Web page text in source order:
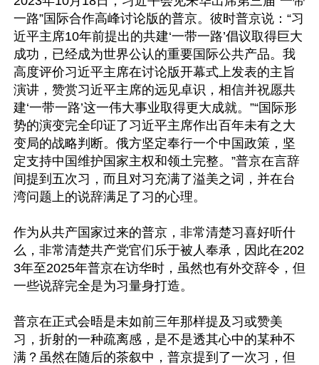
一路”国际合作高峰讨论版的普京。彼时普京说：“习
近平主席10年前提出的共建‘一带一路’倡议取得巨大
成功，已经成为世界公认的重要国际公共产品。我
高度评价习近平主席在讨论版开幕式上发表的主旨
演讲，赞赏习近平主席的远见卓识，相信并祝愿共
建‘一带一路’这一伟大事业取得更大成就。”“国际形
势的演变完全印证了习近平主席作出百年未有之大
变局的战略判断。俄方坚定奉行一个中国政策，坚
定支持中国维护国家主权和领土完整。”普京在言辞
间提到五次习，而且对习充满了溢美之词，并在台
湾问题上的说辞满足了习的心理。
作为从共产国家过来的普京，非常清楚习喜好听什
么，非常清楚共产党官们乐于被人奉承，因此在202
3年至2025年普京在访华时，虽然也有外交辞令，但
一些说辞完全是为习量身打造。
普京在正式会晤是未如前三年那样提及习或赞美
习，折射的一种疏离感，是不是透其心中的某种不
满？虽然在随后的茶叙中，普京提到了一次习，但